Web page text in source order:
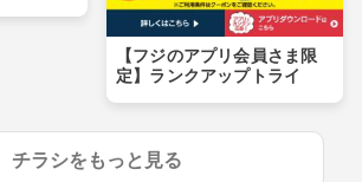
【フジのアプリ会員さま限
定】ランクアップトライ
チラシをもっと見る